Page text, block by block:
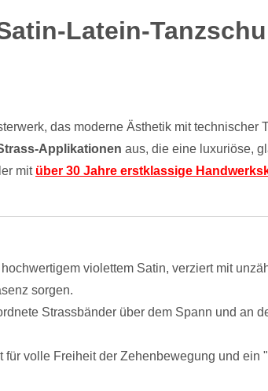
Latein-
das moderne Ästhetik mit
Applikationen aus, die eine luxuriöse,
mit über 30 Jahre erstklassige
violettem Satin, verziert mit
sorgen.
Strassbänder über dem Spann und an
für volle Freiheit der Zehenbewegung und